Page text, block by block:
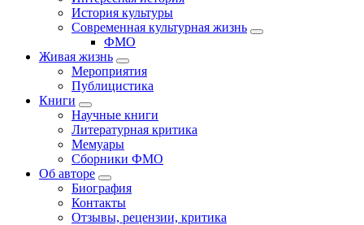
История культуры
Современная культурная жизнь
ФМО
Живая жизнь
Мероприятия
Публицистика
Книги
Научные книги
Литературная критика
Мемуары
Сборники ФМО
Об авторе
Биография
Контакты
Отзывы, рецензии, критика